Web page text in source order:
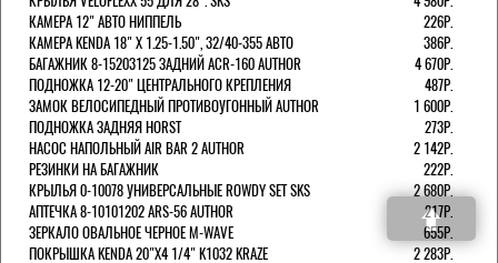
КАМЕРА 12" АВТО НИППЕЛЬ
226Р.
КАМЕРА KENDA 18" Х 1.25-1.50", 32/40-355 АВТО
386Р.
БАГАЖНИК 8-15203125 ЗАДНИЙ ACR-160 AUTHOR
4 670Р.
ПОДНОЖКА 12-20" ЦЕНТРАЛЬНОГО КРЕПЛЕНИЯ
487Р.
ЗАМОК ВЕЛОСИПЕДНЫЙ ПРОТИВОУГОННЫЙ AUTHOR
1 600Р.
ПОДНОЖКА ЗАДНЯЯ HORST
273Р.
НАСОС НАПОЛЬНЫЙ AIR BAR 2 AUTHOR
2 142Р.
РЕЗИНКИ НА БАГАЖНИК
222Р.
КРЫЛЬЯ 0-10078 УНИВЕРСАЛЬНЫЕ ROWDY SET SKS
2 680Р.
АПТЕЧКА 8-10101202 ARS-56 AUTHOR
217Р.
ЗЕРКАЛО ОВАЛЬНОЕ ЧЕРНОЕ M-WAVE
655Р.
ПОКРЫШКА KENDA 20"Х4 1/4" K1032 KRAZE
2 283Р.